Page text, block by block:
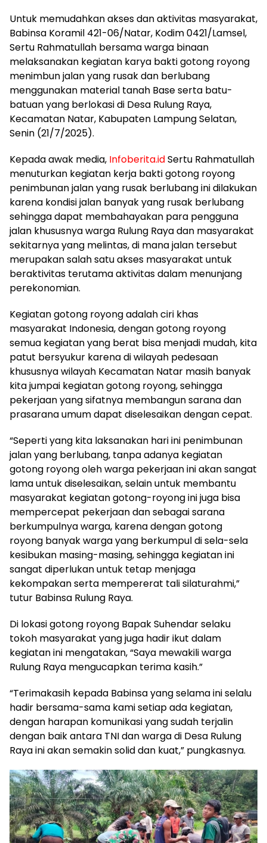
Untuk memudahkan akses dan aktivitas masyarakat,
Babinsa Koramil 421-06/Natar, Kodim 0421/Lamsel,
Sertu Rahmatullah bersama warga binaan
melaksanakan kegiatan karya bakti gotong royong
menimbun jalan yang rusak dan berlubang
menggunakan material tanah Base serta batu-
batuan yang berlokasi di Desa Rulung Raya,
Kecamatan Natar, Kabupaten Lampung Selatan,
Senin (21/7/2025).
Kepada awak media, Infoberita.idSertu Rahmatullah
menuturkan kegiatan kerja bakti gotong royong
penimbunan jalan yang rusak berlubang ini dilakukan
karena kondisi jalan banyak yang rusak berlubang
sehingga dapat membahayakan para pengguna
jalan khususnya warga Rulung Raya dan masyarakat
sekitarnya yang melintas, di mana jalan tersebut
merupakan salah satu akses masyarakat untuk
beraktivitas terutama aktivitas dalam menunjang
perekonomian.
Kegiatan gotong royong adalah ciri khas
masyarakat Indonesia, dengan gotong royong
semua kegiatan yang berat bisa menjadi mudah, kita
patut bersyukur karena di wilayah pedesaan
khususnya wilayah Kecamatan Natar masih banyak
kita jumpai kegiatan gotong royong, sehingga
pekerjaan yang sifatnya membangun sarana dan
prasarana umum dapat diselesaikan dengan cepat.
“Seperti yang kita laksanakan hari ini penimbunan
jalan yang berlubang, tanpa adanya kegiatan
gotong royong oleh warga pekerjaan ini akan sangat
lama untuk diselesaikan, selain untuk membantu
masyarakat kegiatan gotong-royong ini juga bisa
mempercepat pekerjaan dan sebagai sarana
berkumpulnya warga, karena dengan gotong
royong banyak warga yang berkumpul di sela-sela
kesibukan masing-masing, sehingga kegiatan ini
sangat diperlukan untuk tetap menjaga
kekompakan serta mempererat tali silaturahmi,”
tutur Babinsa Rulung Raya.
Di lokasi gotong royong Bapak Suhendar selaku
tokoh masyarakat yang juga hadir ikut dalam
kegiatan ini mengatakan, “Saya mewakili warga
Rulung Raya mengucapkan terima kasih.”
“Terimakasih kepada Babinsa yang selama ini selalu
hadir bersama-sama kami setiap ada kegiatan,
dengan harapan komunikasi yang sudah terjalin
dengan baik antara TNI dan warga di Desa Rulung
Raya ini akan semakin solid dan kuat,” pungkasnya.